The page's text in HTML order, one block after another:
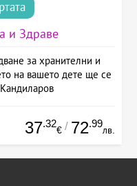
и Здраве
за хранителни и
на вашето дете ще се
37.32
€ / 72.99
лв.